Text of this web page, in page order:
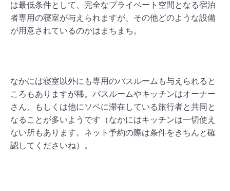
は最低条件として、完全なプライベート空間となる宿泊
者専用の寝室が与えられますが、その他どのような設備
が用意されているのかはまちまち。
なかには寝室以外にも専用のバスルームも与えられると
ころもありますが稀。バスルームやキッチンはオーナー
さん、もしくは他にソベに滞在している旅行者と共同と
なることが多いようです（なかにはキッチンは一切使え
ない所もあります。ネット予約の際は条件をきちんと確
認してくださいね）。